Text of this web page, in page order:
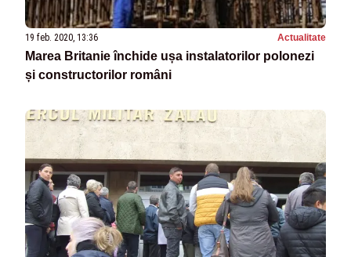
19 feb. 2020, 13:36 Actualitate
Marea Britanie închide ușa instalatorilor polonezi
și constructorilor români